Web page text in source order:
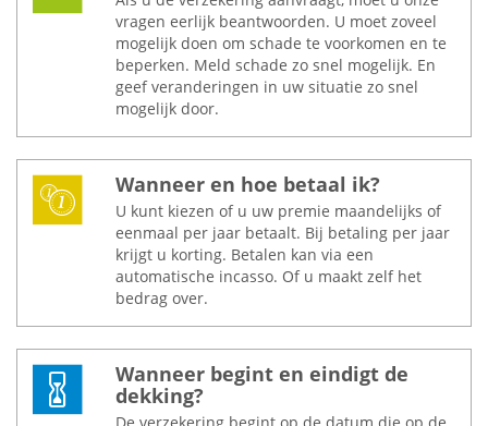
vragen eerlijk beantwoorden. U moet zoveel
mogelijk doen om schade te voorkomen en te
beperken. Meld schade zo snel mogelijk. En
geef veranderingen in uw situatie zo snel
mogelijk door.
Wanneer en hoe betaal ik?
U kunt kiezen of u uw premie maandelijks of
eenmaal per jaar betaalt. Bij betaling per jaar
krijgt u korting. Betalen kan via een
automatische incasso. Of u maakt zelf het
bedrag over.
Wanneer begint en eindigt de
dekking?